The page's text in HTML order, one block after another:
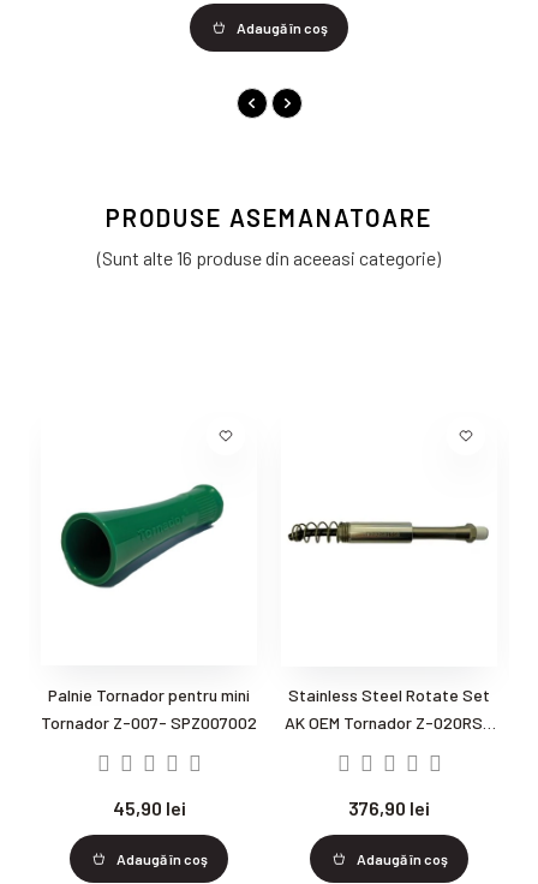
Adaugă în coş
PRODUSE ASEMANATOARE
(Sunt alte 16 produse din aceeasi categorie)
Palnie Tornador pentru mini
Tornador Z-007- SPZ007002
45,90 lei
Adaugă în coş
Stainless Steel Rotate Set
AK OEM Tornador Z-020RSS
Piesa de schimb...
376,90 lei
Adaugă în coş